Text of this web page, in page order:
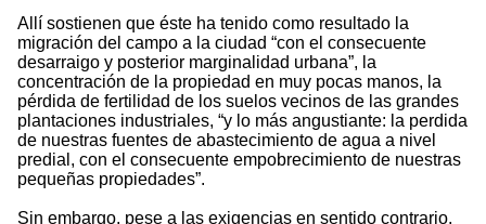
Allí sostienen que éste ha tenido como resultado la
migración del campo a la ciudad “con el consecuente
desarraigo y posterior marginalidad urbana”, la
concentración de la propiedad en muy pocas manos, la
pérdida de fertilidad de los suelos vecinos de las grandes
plantaciones industriales, “y lo más angustiante: la perdida
de nuestras fuentes de abastecimiento de agua a nivel
predial, con el consecuente empobrecimiento de nuestras
pequeñas propiedades”.
Sin embargo, pese a las exigencias en sentido contrario,